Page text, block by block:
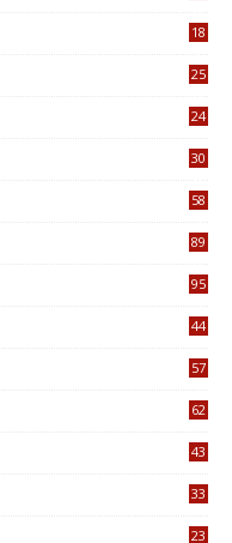
18
25
24
30
58
89
95
44
57
62
43
33
23